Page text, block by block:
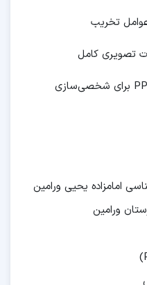
تخریب
تصویری کامل
امامزاده یحیی ورامین
ورامین